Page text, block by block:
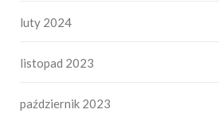
luty 2024
listopad 2023
październik 2023